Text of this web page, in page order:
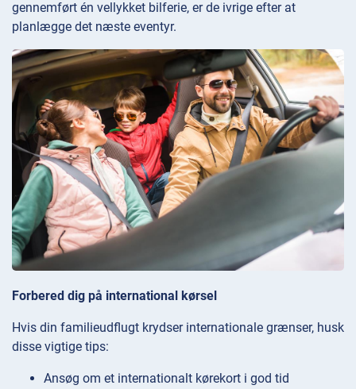
gennemført én vellykket bilferie, er de ivrige efter at
planlægge det næste eventyr.
Forbered dig på international kørsel
Hvis din familieudflugt krydser internationale grænser, husk
disse vigtige tips:
Ansøg om et internationalt kørekort i god tid